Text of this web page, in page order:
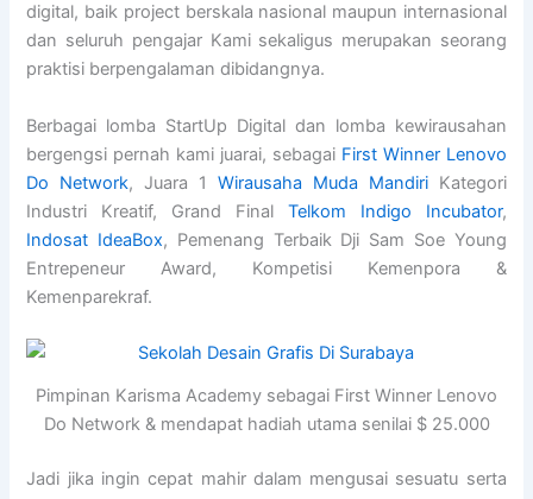
digital, baik project berskala nasional maupun internasional
dan seluruh pengajar Kami sekaligus merupakan seorang
praktisi berpengalaman dibidangnya.
Berbagai lomba StartUp Digital dan lomba kewirausahan
bergengsi pernah kami juarai, sebagai First Winner Lenovo
Do Network, Juara 1 Wirausaha Muda MandiriKategori
Industri Kreatif, Grand Final Telkom Indigo Incubator,
Indosat IdeaBox, Pemenang Terbaik Dji Sam Soe Young
Entrepeneur Award, Kompetisi Kemenpora &
Kemenparekraf.
Pimpinan Karisma Academy sebagai First Winner Lenovo
Do Network & mendapat hadiah utama senilai $ 25.000
Jadi jika ingin cepat mahir dalam mengusai sesuatu serta